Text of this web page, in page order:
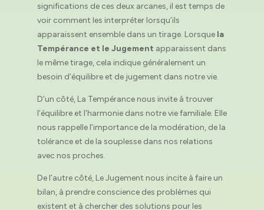
significations de ces deux arcanes, il est temps de
voir comment les interpréter lorsqu’ils
apparaissent ensemble dans un tirage. Lorsque la
Tempérance et le Jugement apparaissent dans
le même tirage, cela indique généralement un
besoin d’équilibre et de jugement dans notre vie.
D’un côté, La Tempérance nous invite à trouver
l’équilibre et l’harmonie dans notre vie familiale. Elle
nous rappelle l’importance de la modération, de la
tolérance et de la souplesse dans nos relations
avec nos proches.
De l’autre côté, Le Jugement nous incite à faire un
bilan, à prendre conscience des problèmes qui
existent et à chercher des solutions pour les